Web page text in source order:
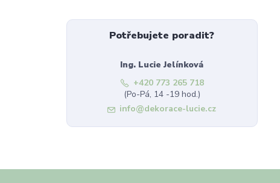
Potřebujete poradit?
Ing. Lucie Jelínková
+420 773 265 718
(Po-Pá, 14 -19 hod.)
info@dekorace-lucie.cz